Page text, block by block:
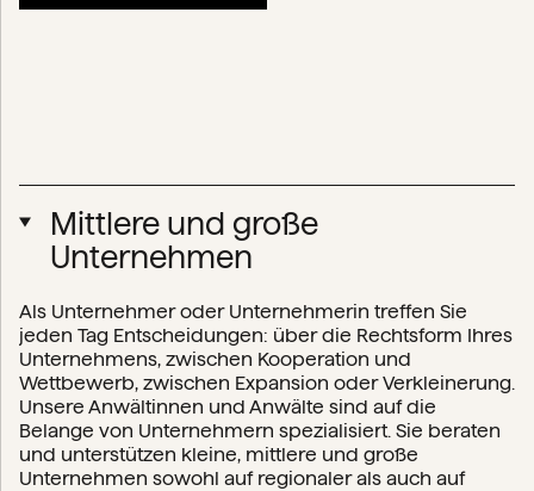
Mittlere und große
Unternehmen
Als Unternehmer oder Unternehmerin treffen Sie
jeden Tag Entscheidungen: über die Rechtsform Ihres
Unternehmens, zwischen Kooperation und
Wettbewerb, zwischen Expansion oder Verkleinerung.
Unsere Anwältinnen und Anwälte sind auf die
Belange von Unternehmern spezialisiert. Sie beraten
und unterstützen kleine, mittlere und große
Unternehmen sowohl auf regionaler als auch auf